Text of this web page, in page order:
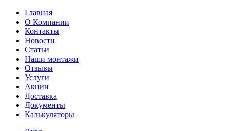
Главная
О Компании
Контакты
Новости
Статьи
Наши монтажи
Отзывы
Услуги
Акции
Доставка
Документы
Калькуляторы